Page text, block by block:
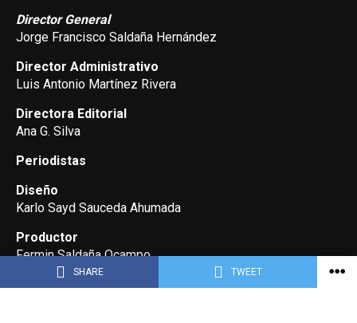
SHARE TWEET
Director General
Jorge Francisco Saldaña Hernández
Director Administrativo
Luis Antonio Martínez Rivera
Directora Editorial
Ana G. Silva
Periodistas
Diseño
Karlo Sayd Sauceda Ahumada
Productor
Fermin Saldaña Ocampo